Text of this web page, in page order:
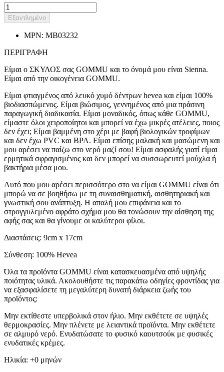
Εξαντλημένο
MPN: MB03232
ΠΕΡΙΓΡΑΦΗ
Είμαι ο ΣΚΥΛΟΣ σας GOMMU και το όνομά μου είναι Sienna.
Είμαι από την οικογένεια GOMMU.
Είμαι φτιαγμένος από λευκό χυμό δέντρων hevea και είμαι 100%
βιοδιασπώμενος. Είμαι βιώσιμος, γεννημένος από μια πράσινη
παραγωγική διαδικασία. Είμαι μοναδικός, όπως κάθε GOMMU,
είμαστε όλοι χειροποίητοι και μπορεί να έχω μικρές ατέλειες, ποιος
δεν έχει; Είμαι βαμμένη στο χέρι με βαφή βιολογικών τροφίμων
και δεν έχω PVC και BPA. Είμαι επίσης μαλακή και μασώμενη και
μου αρέσει να παίζω στο νερό μαζί σου! Είμαι ασφαλής γιατί είμαι
ερμητικά σφραγισμένος και δεν μπορεί να συσσωρευτεί μούχλα ή
βακτήρια μέσα μου.
Αυτό που μου αρέσει περισσότερο στο να είμαι GOMMU είναι ότι
μπορώ να σε βοηθήσω με τη συναισθηματική, αισθητηριακή και
γνωστική σου ανάπτυξη. Η απαλή μου επιφάνεια και το
στρογγυλεμένο αφράτο σχήμα μου θα τονώσουν την αίσθηση της
αφής σας και θα γίνουμε οι καλύτεροι φίλοι.
Διαστάσεις: 9cm x 17cm
Σύνθεση: 100% Hevea
Όλα τα προϊόντα GOMMU είναι κατασκευασμένα από υψηλής
ποιότητας υλικά. Ακολουθήστε τις παρακάτω οδηγίες φροντίδας για
να εξασφαλίσετε τη μεγαλύτερη δυνατή διάρκεια ζωής του
προϊόντος:
Μην εκτίθεστε υπερβολικά στον ήλιο. Μην εκθέτετε σε υψηλές
θερμοκρασίες. Μην πλένετε με λειαντικά προϊόντα. Μην εκθέτετε
σε αλμυρό νερό. Ενυδατώσατε το φυσικό καουτσούκ με φυσικές
ενυδατικές κρέμες.
Ηλικία: +0 μηνών